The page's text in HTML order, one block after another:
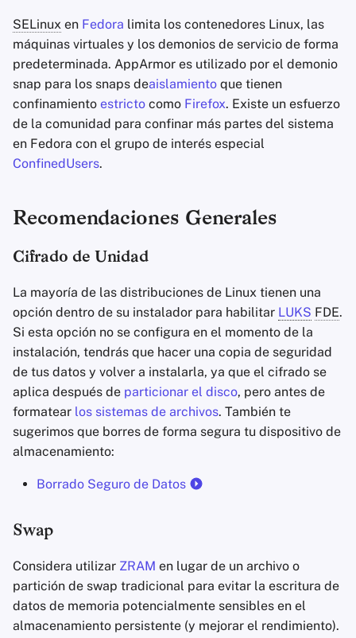
SELinux en Fedora limita los contenedores Linux, las
máquinas virtuales y los demonios de servicio de forma
predeterminada. AppArmor es utilizado por el demonio
snap para los snaps deaislamiento que tienen
confinamiento estricto como Firefox. Existe un esfuerzo
de la comunidad para confinar más partes del sistema
en Fedora con el grupo de interés especial
ConfinedUsers.
Recomendaciones Generales
Cifrado de Unidad
La mayoría de las distribuciones de Linux tienen una
opción dentro de su instalador para habilitar LUKS FDE.
Si esta opción no se configura en el momento de la
instalación, tendrás que hacer una copia de seguridad
de tus datos y volver a instalarla, ya que el cifrado se
aplica después de particionar el disco, pero antes de
formatear los sistemas de archivos. También te
sugerimos que borres de forma segura tu dispositivo de
almacenamiento:
Borrado Seguro de Datos
Swap
Considera utilizar ZRAM en lugar de un archivo o
partición de swap tradicional para evitar la escritura de
datos de memoria potencialmente sensibles en el
almacenamiento persistente (y mejorar el rendimiento).